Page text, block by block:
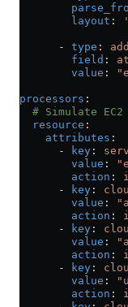
        layout
:
      -
type : add
        field
:
        value
:
processors :
# Simulate EC2
  resource
:
    attributes
:
      -
key :
        value
:
        action
:
      -
key :
        value
:
        action
:
      -
key :
        value
:
        action
:
      -
key :
        value
:
        action
: